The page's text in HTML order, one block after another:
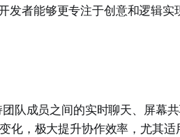
发者能够更专注于创意和逻辑实
队成员之间的实时聊天、屏幕
化，极大提升协作效率，尤其